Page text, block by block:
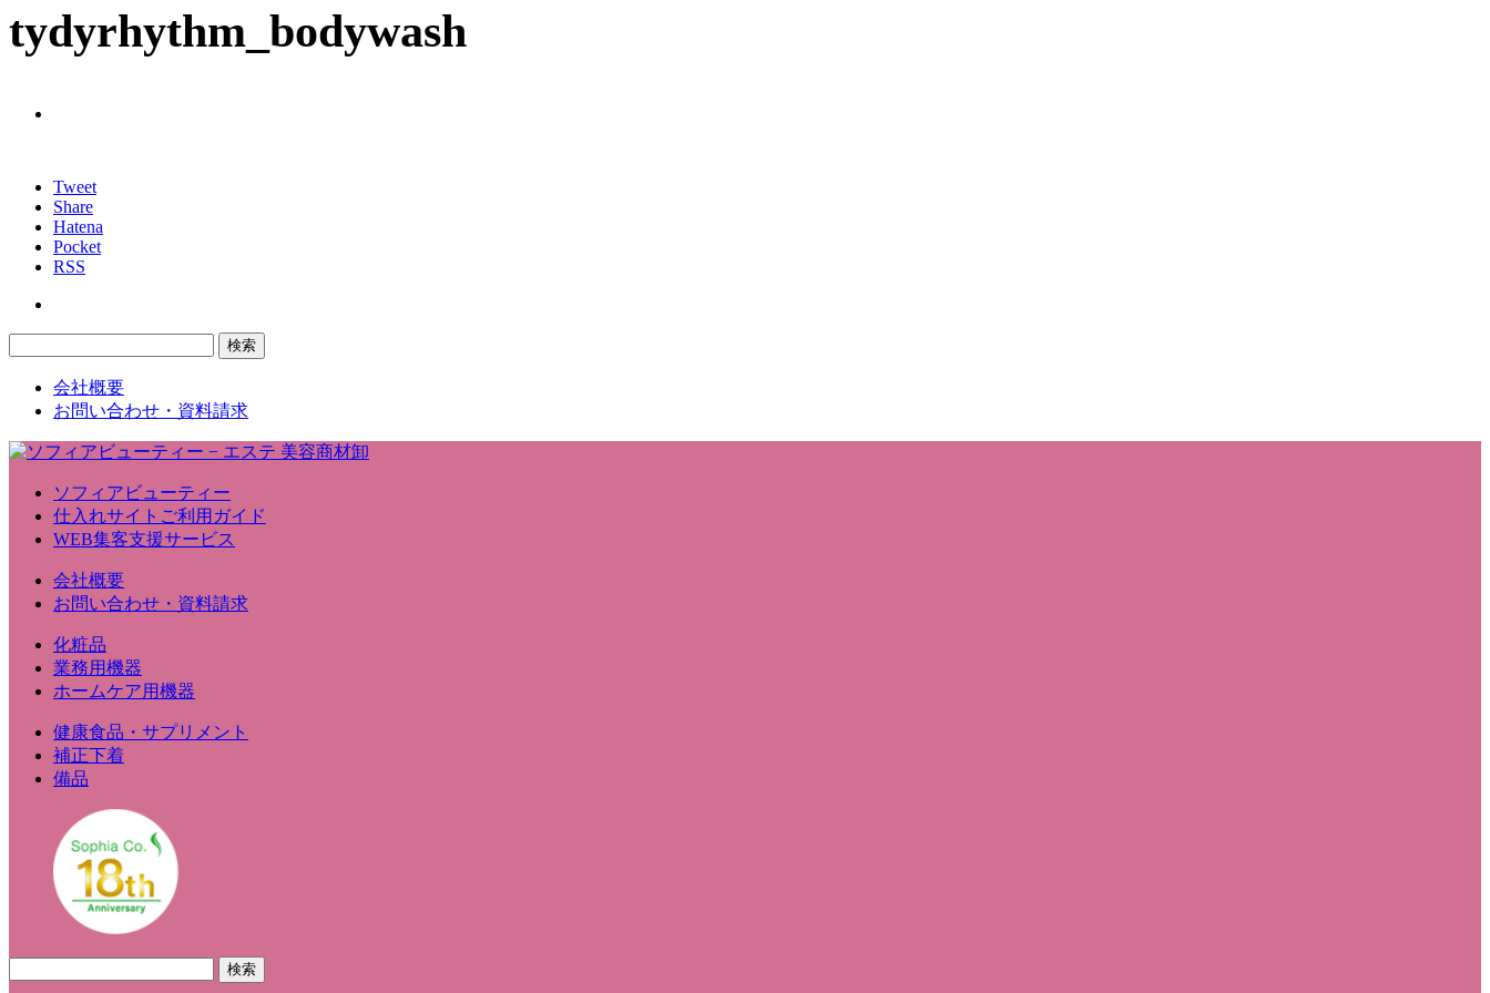
tydyrhythm_bodywash
Tweet
Share
Hatena
Pocket
RSS
会社概要
お問い合わせ・資料請求
ソフィアビューティー
仕入れサイトご利用ガイド
WEB集客支援サービス
会社概要
お問い合わせ・資料請求
化粧品
業務用機器
ホームケア用機器
健康食品・サプリメント
補正下着
備品